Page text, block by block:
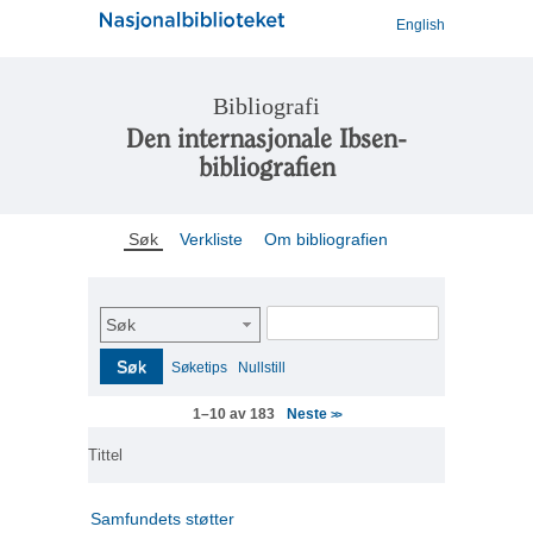
English
Bibliografi
Den internasjonale Ibsen-
bibliografien
Søk Verkliste Om bibliografien
Søk
Søk Søketips Nullstill
1–10 av 183 Neste >>
Tittel
Samfundets støtter